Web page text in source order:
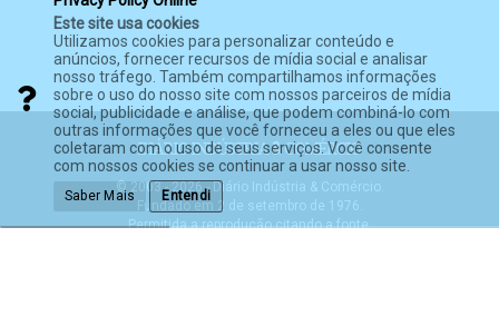
© 2003 - 2026 - Diário Indústria & Comércio.
Fundado em 2 de setembro de 1976.
Permitida a reprodução citando a fonte.
Este site usa cookies
Utilizamos cookies para personalizar conteúdo e
anúncios, fornecer recursos de mídia social e analisar
nosso tráfego. Também compartilhamos informações
sobre o uso do nosso site com nossos parceiros de mídia
social, publicidade e análise, que podem combiná-lo com
outras informações que você forneceu a eles ou que eles
coletaram com o uso de seus serviços. Você consente
com nossos cookies se continuar a usar nosso site.
Saber Mais Entendi